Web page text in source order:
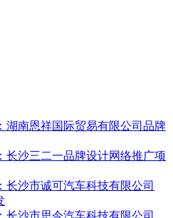
湖南恩祥国际贸易有限公司品牌
长沙三二一品牌设计网络推广项
长沙市诚可汽车科技有限公司